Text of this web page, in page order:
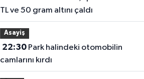
TL ve 50 gram altını çaldı
Asayiş
22:30Park halindeki otomobilin
camlarını kırdı